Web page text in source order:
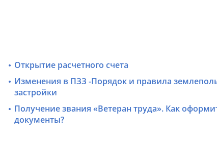
Открытие расчетного счета
Изменения в ПЗЗ -Порядок и правила
застройки
Получение звания «Ветеран труда». Как
документы?